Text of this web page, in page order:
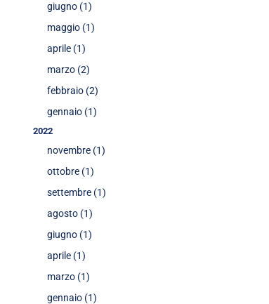
giugno (1)
maggio (1)
aprile (1)
marzo (2)
febbraio (2)
gennaio (1)
2022
novembre (1)
ottobre (1)
settembre (1)
agosto (1)
giugno (1)
aprile (1)
marzo (1)
gennaio (1)